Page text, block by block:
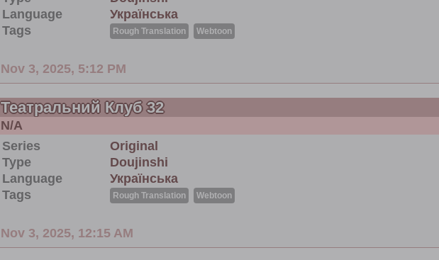
Language
Українська
Tags
Rough Translation Webtoon
Nov 3, 2025, 5:12 PM
Театральний Клуб 32
N/A
Series
Original
Type
Doujinshi
Language
Українська
Tags
Rough Translation Webtoon
Nov 3, 2025, 12:15 AM